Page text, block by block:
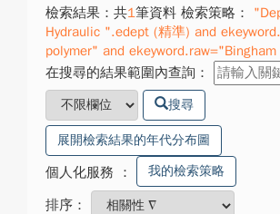
檢索結果：共1筆資料 檢索策略：
Hydraulic ".edept (精準) and
polymer" and
在搜尋的結果範圍內查詢：
搜尋
展開檢索結果的年代分布圖
個人化服務 ： 我的檢索策略
排序：